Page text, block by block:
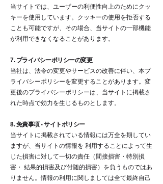
当サイトでは、ユーザーの利便性向上のためにクッ
キーを使用しています。クッキーの使用を拒否する
ことも可能ですが、その場合、当サイトの一部機能
が利用できなくなることがあります。
7. プライバシーポリシーの変更
当社は、法令の変更やサービスの改善に伴い、本プ
ライバシーポリシーを変更することがあります。変
更後のプライバシーポリシーは、当サイトに掲載さ
れた時点で効力を生じるものとします。
8. 免責事項 - サイトポリシー
当サイトに掲載されている情報には万全を期してい
ますが、当サイトの情報を 利用することによって生
じた損害に対して一切の責任（間接損害・特別損
害・ 結果的損害及び付随的損害）を負うものではあ
りません。情報の利用に関しましては全て最終自己